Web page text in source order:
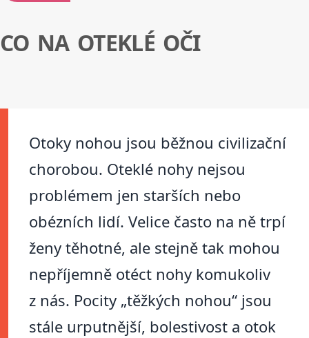
CO NA OTEKLÉ OČI
Otoky nohou jsou běžnou civilizační
chorobou. Oteklé nohy nejsou
problémem jen starších nebo
obézních lidí. Velice často na ně trpí
ženy těhotné, ale stejně tak mohou
nepříjemně otéct nohy komukoliv
z nás. Pocity „těžkých nohou“ jsou
stále urputnější, bolestivost a otok